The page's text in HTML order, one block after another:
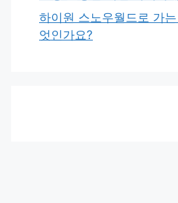
하이원 스노우월드로 가
엇인가요?